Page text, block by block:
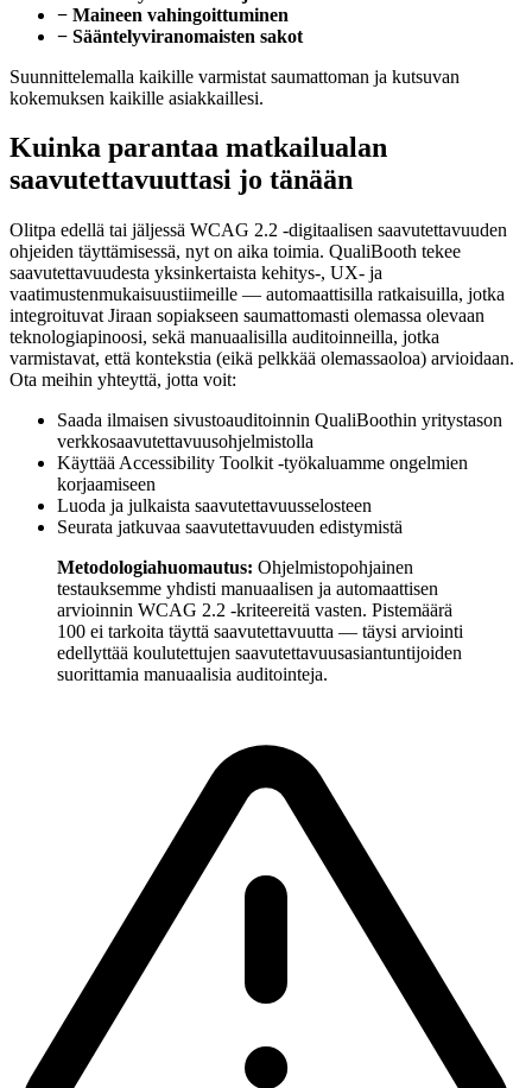
− Maineen vahingoittuminen
− Sääntelyviranomaisten sakot
Suunnittelemalla kaikille varmistat saumattoman ja kutsuvan
kokemuksen kaikille asiakkaillesi.
Kuinka parantaa matkailualan
saavutettavuuttasi jo tänään
Olitpa edellä tai jäljessä WCAG 2.2 -digitaalisen saavutettavuuden
ohjeiden täyttämisessä, nyt on aika toimia. QualiBooth tekee
saavutettavuudesta yksinkertaista kehitys-, UX- ja
vaatimustenmukaisuustiimeille — automaattisilla ratkaisuilla, jotka
integroituvat Jiraan sopiakseen saumattomasti olemassa olevaan
teknologiapinoosi, sekä manuaalisilla auditoinneilla, jotka
varmistavat, että kontekstia (eikä pelkkää olemassaoloa) arvioidaan.
Ota meihin yhteyttä, jotta voit:
Saada ilmaisen sivustoauditoinnin QualiBoothin yritystason
verkkosaavutettavuusohjelmistolla
Käyttää Accessibility Toolkit -työkaluamme ongelmien
korjaamiseen
Luoda ja julkaista saavutettavuusselosteen
Seurata jatkuvaa saavutettavuuden edistymistä
Metodologiahuomautus: Ohjelmistopohjainen
testauksemme yhdisti manuaalisen ja automaattisen
arvioinnin WCAG 2.2 -kriteereitä vasten. Pistemäärä
100 ei tarkoita täyttä saavutettavuutta — täysi arviointi
edellyttää koulutettujen saavutettavuusasiantuntijoiden
suorittamia manuaalisia auditointeja.